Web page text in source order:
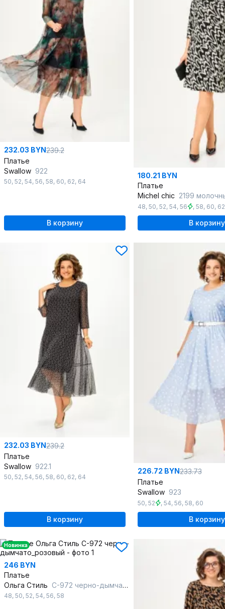
232.03 BYN239.2
Платье
Swallow 922
50, 52, 54, 56, 58, 60, 62, 64
В корзину
180.21 BYN
Платье
Michel chic 2199
48, 50, 52, 54, 56 , 58, 60, 62
В корзину
232.03 BYN239.2
Платье
Swallow 922.1
50, 52, 54, 56, 58, 60, 62, 64
В корзину
226.72 BYN233.73
Платье
Swallow 923
50, 52 , 54, 56, 58, 60
В корзину
Новинка
246 BYN
Платье
Ольга Стиль С-972 черно-дымчато_розовый
48, 50, 52, 54, 56, 58